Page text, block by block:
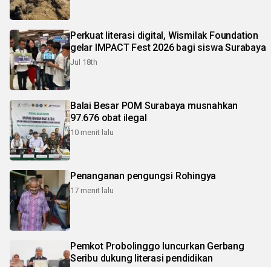
Perkuat literasi digital, Wismilak Foundation
gelar IMPACT Fest 2026 bagi siswa Surabaya
Jul 18th
Balai Besar POM Surabaya musnahkan
97.676 obat ilegal
10 menit lalu
Penanganan pengungsi Rohingya
17 menit lalu
Pemkot Probolinggo luncurkan Gerbang
Seribu dukung literasi pendidikan